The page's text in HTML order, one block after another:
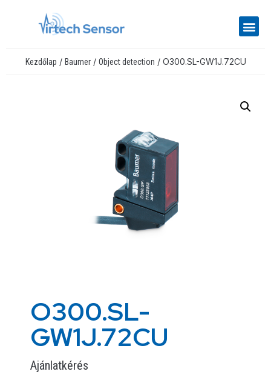
Kezdőlap / Baumer/ Object detection / O300.SL-GW1J.72CU
O300.SL-
GW1J.72CU
Ajánlatkérés